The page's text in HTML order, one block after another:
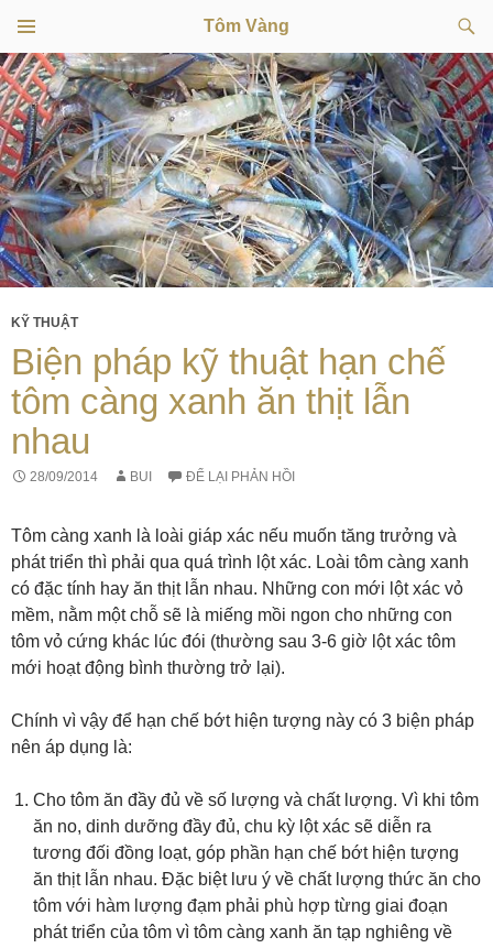
Tôm Vàng
kiếm
TRÌNH
ĐƠN
CƠ SỞ
CHUYỂN
ĐẾN
NỘI
DUNG
KỸ THUẬT
Biện pháp kỹ thuật hạn chế
tôm càng xanh ăn thịt lẫn
nhau
28/09/2014 BUI ĐỂ LẠI PHẢN HỒI
Tôm càng xanh là loài giáp xác nếu muốn tăng trưởng và
phát triển thì phải qua quá trình lột xác. Loài tôm càng xanh
có đặc tính hay ăn thịt lẫn nhau. Những con mới lột xác vỏ
mềm, nằm một chỗ sẽ là miếng mồi ngon cho những con
tôm vỏ cứng khác lúc đói (thường sau 3-6 giờ lột xác tôm
mới hoạt động bình thường trở lại).
Chính vì vậy để hạn chế bớt hiện tượng này có 3 biện pháp
nên áp dụng là:
Cho tôm ăn đầy đủ về số lượng và chất lượng. Vì khi tôm
ăn no, dinh dưỡng đầy đủ, chu kỳ lột xác sẽ diễn ra
tương đối đồng loạt, góp phần hạn chế bớt hiện tượng
ăn thịt lẫn nhau. Đặc biệt lưu ý về chất lượng thức ăn cho
tôm với hàm lượng đạm phải phù hợp từng giai đoạn
phát triển của tôm vì tôm càng xanh ăn tạp nghiêng về